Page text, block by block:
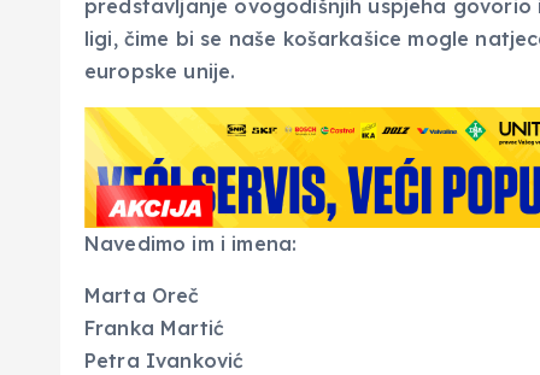
predstavljanje ovogodišnjih uspjeha govorio
ligi, čime bi se naše košarkašice mogle
europske unije.
Navedimo im i imena:
Marta Oreč
Franka Martić
Petra Ivanković